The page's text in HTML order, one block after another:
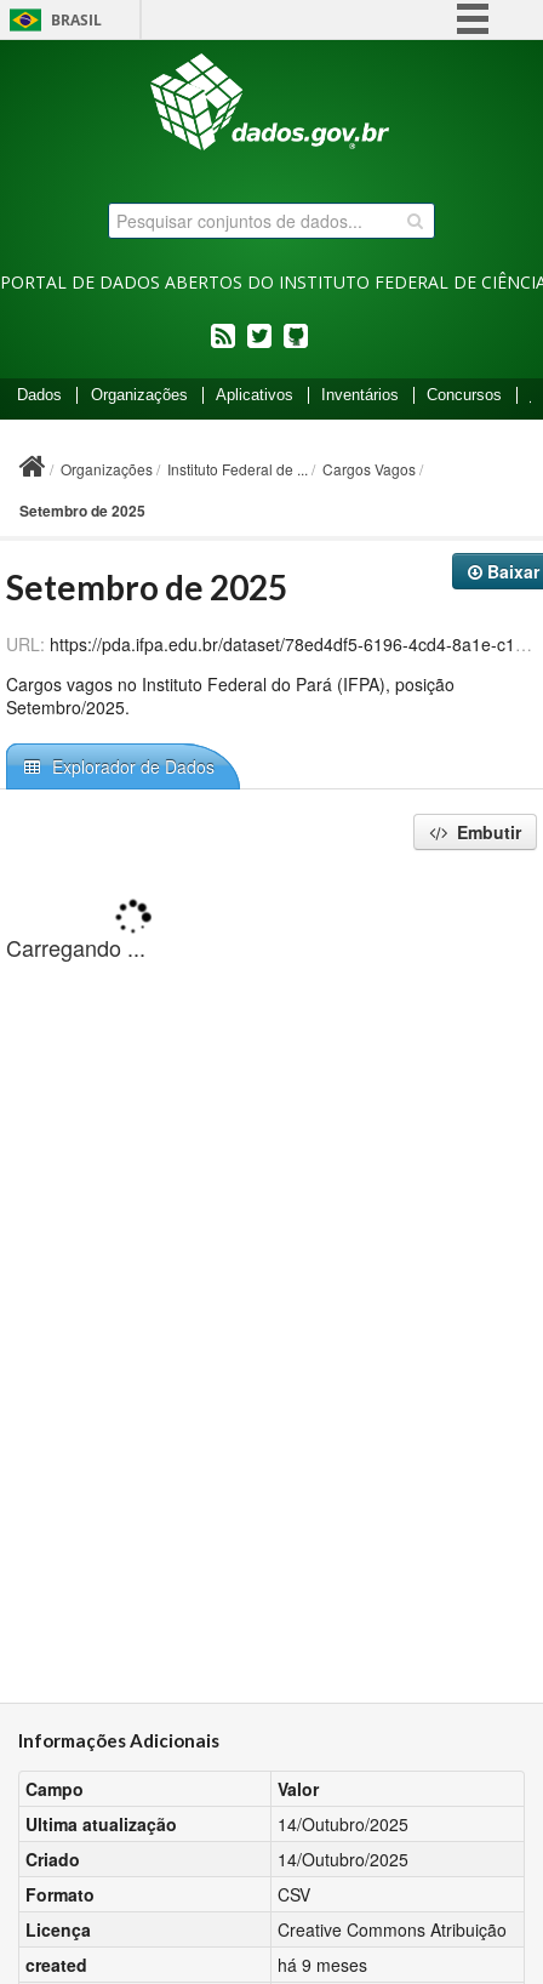
BRASIL
Participe
Legislação
PORTAL DE DADOS ABERTOS DO INSTITUTO FEDERAL DE
feed twitterCódigos
fonte
de
do
Dados Organizações Aplicativos Inventários Concursos
Organizações Instituto Federal de ... Cargos Vagos
Setembro de 2025
Baixar
Setembro de 2025
URL: https://pda.ifpa.edu.br/dataset/78ed4df5-6196-4cd4-8a1e-c12c7ddb3b63/resource/c65c0889-0383-463b-bee1-d0d8a121cfd0/download/cargosvagosvacancias_set-2025.csv
Cargos vagos no Instituto Federal do Pará (IFPA), posição
Setembro/2025.
Explorador de Dados
Embutir
Informações Adicionais
Campo
Valor
Ultima atualização
14/Outubro/2025
Criado
14/Outubro/2025
Formato
CSV
Licença
Creative Commons Atribuição
created
há 9 meses